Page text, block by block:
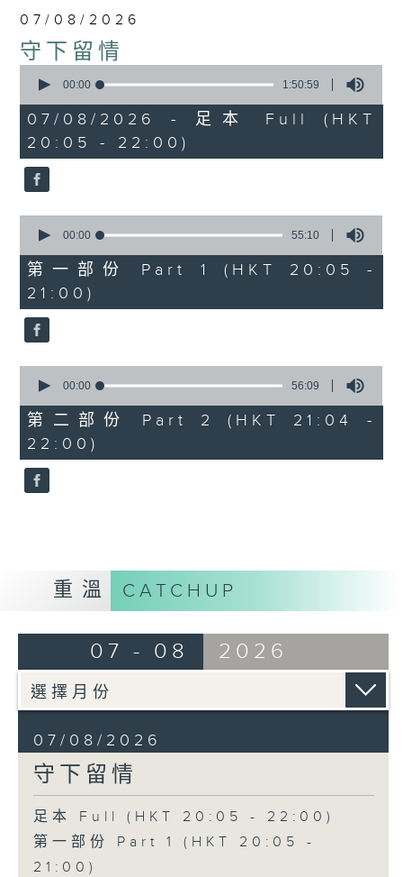
07/08/2026
守下留情
seconds
1
hour,
50
minutes,
59
seconds
00:00 1:50:59
07/08/2026 - 足本 Full (HKT
20:05 - 22:00)
seconds
55
minutes,
10
seconds
00:00 55:10
第一部份 Part 1 (HKT 20:05 -
21:00)
seconds
56
minutes,
9
seconds
00:00 56:09
第二部份 Part 2 (HKT 21:04 -
22:00)
重溫 CATCHUP
07 - 08 2026
07/08/2026
守下留情
足本 Full (HKT 20:05 - 22:00)
第一部份 Part 1 (HKT 20:05 -
21:00)